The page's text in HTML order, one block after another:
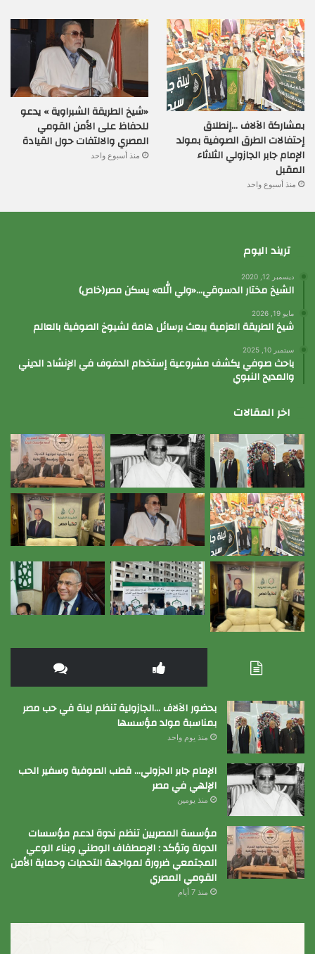
بمشاركة الآلاف …إنطلاق
إحتفالات الطرق الصوفية بمولد
الإمام جابر الجازولي الثلاثاء
المقبل
منذ أسبوع واحد
«شيخ الطريقة الشبراوية » يدعو
للحفاظ على الأمن القومي
المصري والالتفات حول القيادة
منذ أسبوع واحد
تريند اليوم
ديسمبر 12, 2020
الشيخ مختار الدسوقي…«ولي الله» يسكن مصر(خاص)
مايو 19, 2026
شيخ الطريقة العزمية يبعث برسائل هامة لشيوخ الصوفية بالعالم
سبتمبر 10, 2025
باحث صوفي يكشف مشروعية إستخدام الدفوف في الإنشاد الديني
والمديح النبوي
اخر المقالات
بحضور الآلاف …الجازولية تنظم ليلة في حب مصر
بمناسبة مولد مؤسسها
منذ يوم واحد
الإمام جابر الجزولي… قطب الصوفية وسفير الحب
الإلهي في مصر
منذ يومين
مؤسسة المصريين تنظم ندوة لدعم مؤسسات
الدولة وتؤكد : الإصطفاف الوطني وبناء الوعي
المجتمعي ضرورة لمواجهة التحديات وحماية الأمن
القومي المصري
منذ 7 أيام